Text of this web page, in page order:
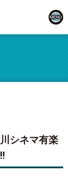
シネマ有楽